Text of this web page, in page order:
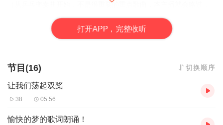
（从乒乓变奏曲开始，不是很重要的重点歌曲，本主播就会略过，
点歌曲的歌也有好听的，大家可以到最后一首重点歌曲的评论区去
自己听哟！是每个单元最后一首重点歌曲的歌，我会在歌曲中提醒
打开APP，完整收听
节目(16) 切换顺序
让我们荡起双桨
38 05:56
愉快的梦的歌词朗诵！